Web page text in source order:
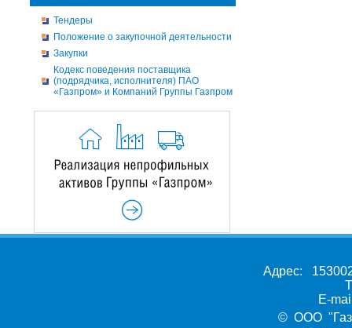
Тендеры
Положение о закупочной деятельности
Закупки
Кодекс поведения поставщика
(подрядчика, исполнителя) ПАО
«Газпром» и Компаний Группы Газпром
Адрес:
E-
© ООО